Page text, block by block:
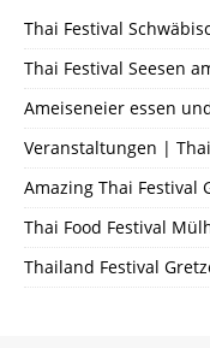
Thai Festival
Thai Festival Seesen
Ameiseneier essen
Veranstaltungen |
Amazing Thai Festival
Thai Food Festival
Thailand Festival